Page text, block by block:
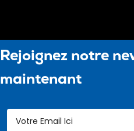
Rejoignez notre
maintenant